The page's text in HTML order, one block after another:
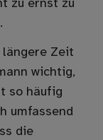
zu ernst zu
längere Zeit
wichtig,
so häufig
umfassend
die